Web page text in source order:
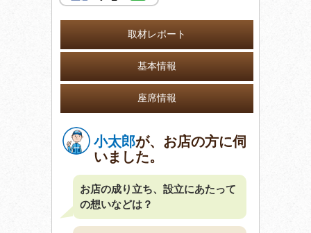
取材レポート
基本情報
座席情報
小太郎が、お店の方に伺
いました。
お店の成り立ち、設立にあたって
の想いなどは？